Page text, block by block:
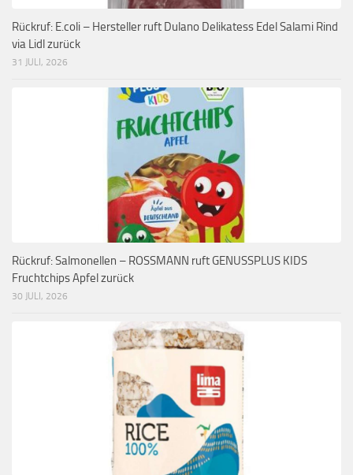
Rückruf: E.coli – Hersteller ruft Dulano Delikatess Edel Salami Rind
via Lidl zurück
31 JULI, 2026
Rückruf: Salmonellen – ROSSMANN ruft GENUSSPLUS KIDS
Fruchtchips Apfel zurück
30 JULI, 2026